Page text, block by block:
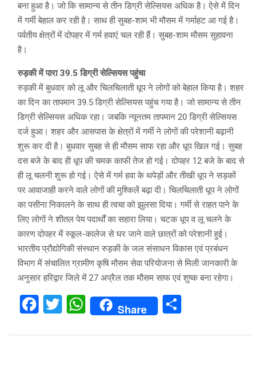
बना हुआ है। जो कि सामान्य से तीन डिग्री सेल्सियस अधिक है। ऐसे में दिन
में गर्मी बेहाल कर रही है। साथ ही सुबह-शाम भी मौसम में गर्माहट आ गई है।
पर्वतीय क्षेत्रों में दोपहर में गर्म हवाएं चल रही हैं। सुबह-शाम मौसम सुहावना
है।
रुड़की में पारा 39.5 डिग्री सेल्सियस पहुंचा
रुड़की में बुधवार को लू और चिलचिलाती धूप ने लोगों को बेहाल किया है। शहर
का दिन का तापमान 39.5 डिग्री सेल्सियस पहुंच गया है। जो सामान्य से तीन
डिग्री सेल्सियस अधिक रहा। जबकि न्यूनतम तापमान 20 डिग्री सेल्सियस
दर्ज हुआ। शहर और आसपास के क्षेत्रों में गर्मी ने लोगों की परेशानी बढ़ानी
शुरू कर दी है। बुधवार सुबह से ही मौसम साफ रहा और धूप खिल गई। सुबह
दस बजे के बाद ही धूप की चमक काफी तेज हो गई। दोपहर 12 बजे के बाद से
ही लू चलनी शुरू हो गई। ऐसे में गर्म हवा के थपेड़ों और तीखी धूप ने सड़कों
पर आवाजाही करने वाले लोगों की मुश्किलें बढ़ा दी। चिलचिलाती धूप ने लोगों
का पसीना निकालने के साथ ही त्वचा को झुलसा दिया। गर्मी से राहत पाने के
लिए लोगों ने शीतल पेय पदार्थों का सहारा लिया। चटक धूप व लू चलने के
कारण दोपहर में स्कूल-कालेज से घर जाने वाले छात्रों को परेशानी हुई।
भारतीय प्रौद्योगिकी संस्थान रुड़की के जल संसाधन विकास एवं प्रबंधन
विभाग में संचालित ग्रामीण कृषि मौसम सेवा परियोजना से मिली जानकारी के
अनुसार हरिद्वार जिले में 27 अप्रैल तक मौसम साफ एवं शुष्क बना रहेगा।
F
ce
T
tt
W
h
at
Share
ar